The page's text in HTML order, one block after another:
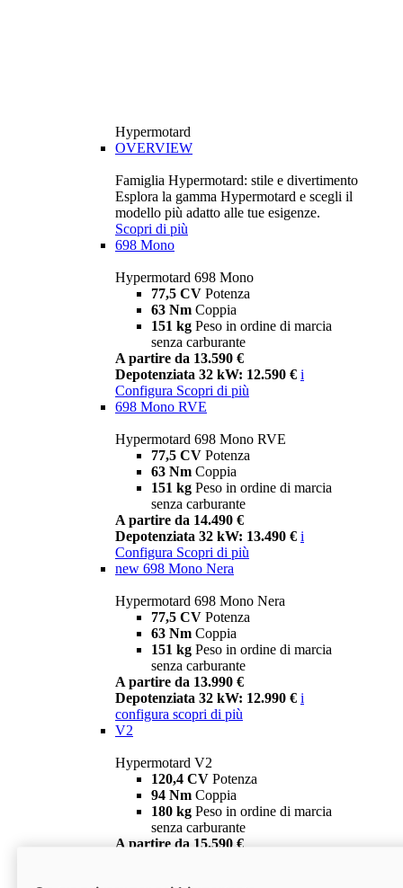
Hypermotard
OVERVIEW
Famiglia Hypermotard: stile e divertimento
Esplora la gamma Hypermotard e scegli il
modello più adatto alle tue esigenze.
Scopri di più
698 Mono
Hypermotard 698 Mono
77,5 CV Potenza
63 Nm Coppia
151 kg Peso in ordine di marcia
senza carburante
A partire da 13.590 €
Depotenziata 32 kW: 12.590 € i
Configura Scopri di più
698 Mono RVE
Hypermotard 698 Mono RVE
77,5 CV Potenza
63 Nm Coppia
151 kg Peso in ordine di marcia
senza carburante
A partire da 14.490 €
Depotenziata 32 kW: 13.490 € i
Configura Scopri di più
new 698 Mono Nera
Hypermotard 698 Mono Nera
77,5 CV Potenza
63 Nm Coppia
151 kg Peso in ordine di marcia
senza carburante
A partire da 13.990 €
Depotenziata 32 kW: 12.990 € i
configura scopri di più
V2
Hypermotard V2
120,4 CV Potenza
94 Nm Coppia
180 kg Peso in ordine di marcia
senza carburante
A partire da 15.590 €